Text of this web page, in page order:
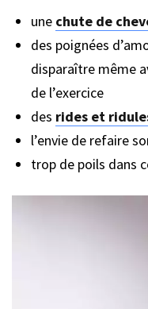
une chute de
des poignées
disparaître même
de l’exercice
des rides et
l’envie de refaire
trop de poils dans